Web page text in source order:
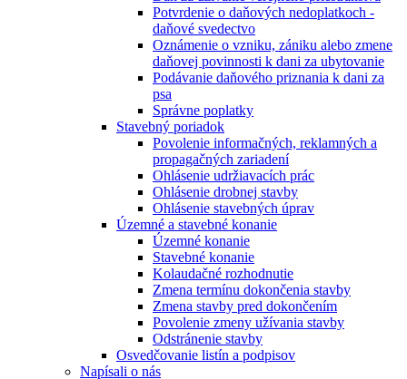
Potvrdenie o daňových nedoplatkoch -
daňové svedectvo
Oznámenie o vzniku, zániku alebo zmene
daňovej povinnosti k dani za ubytovanie
Podávanie daňového priznania k dani za
psa
Správne poplatky
Stavebný poriadok
Povolenie informačných, reklamných a
propagačných zariadení
Ohlásenie udržiavacích prác
Ohlásenie drobnej stavby
Ohlásenie stavebných úprav
Územné a stavebné konanie
Územné konanie
Stavebné konanie
Kolaudačné rozhodnutie
Zmena termínu dokončenia stavby
Zmena stavby pred dokončením
Povolenie zmeny užívania stavby
Odstránenie stavby
Osvedčovanie listín a podpisov
Napísali o nás